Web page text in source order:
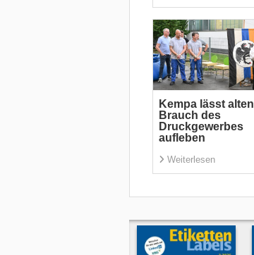
Kempa lässt alten
Brauch des
Druckgewerbes
aufleben
Weiterlesen